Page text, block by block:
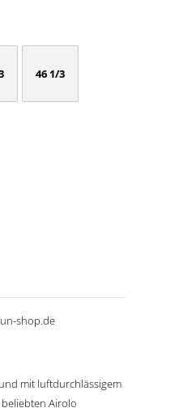
46 1/3
shop.de
mit luftdurchlässigem
Airolo